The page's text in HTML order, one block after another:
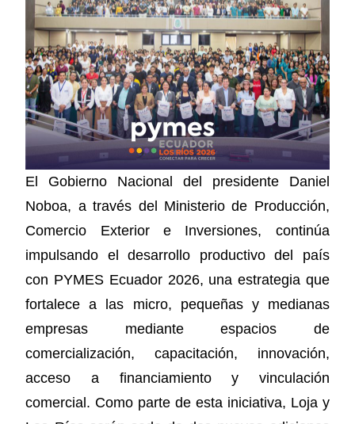
El Gobierno Nacional del presidente Daniel
Noboa, a través del Ministerio de Producción,
Comercio Exterior e Inversiones, continúa
impulsando el desarrollo productivo del país
con PYMES Ecuador 2026, una estrategia que
fortalece a las micro, pequeñas y medianas
empresas mediante espacios de
comercialización, capacitación, innovación,
acceso a financiamiento y vinculación
comercial. Como parte de esta iniciativa, Loja y